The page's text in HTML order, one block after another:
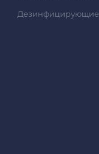
Дезинфицирующие